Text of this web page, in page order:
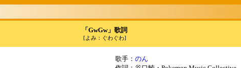
「GwGw」歌詞
[よみ：ぐわぐわ]
歌手： のん